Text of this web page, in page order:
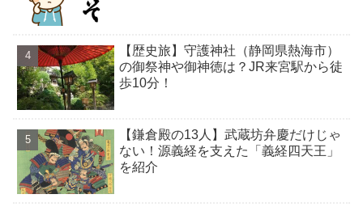
【歴史旅】守護神社（静岡県熱海市）
の御祭神や御神徳は？JR来宮駅から徒
歩10分！
【鎌倉殿の13人】武蔵坊弁慶だけじゃ
ない！源義経を支えた「義経四天王」
を紹介